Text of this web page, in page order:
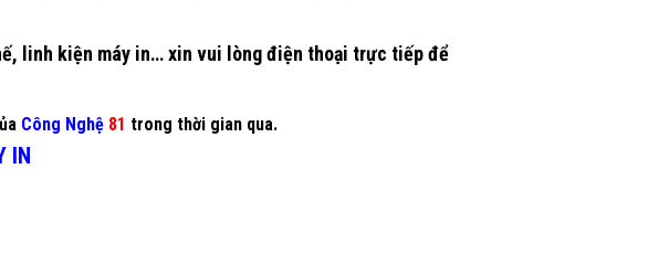
linh kiện máy in… xin vui lòng điện thoại trực tiếp để
Công Nghệ 81 trong thời gian qua.
IN